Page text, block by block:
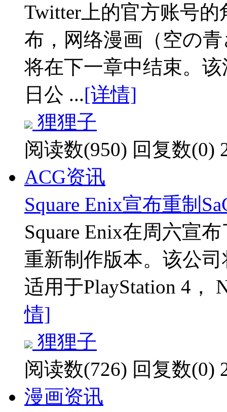
Twitter上的官方账号
布，网络漫画（空の
将在下一章中结束。
日公 ...[详情]
狸狸子
阅读数(950) 回复数(0)
ACG资讯
Square Enix宣布重制
Square Enix在周六宣
重新制作版本。该公司
适用于PlayStation 4，
情]
狸狸子
阅读数(726) 回复数(0)
漫画资讯